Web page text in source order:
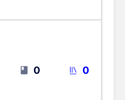
0 0